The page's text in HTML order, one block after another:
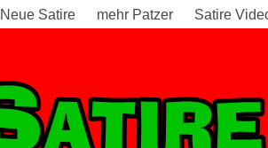
Neue Satire mehr Patzer Satire